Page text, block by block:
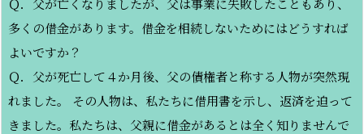
Ｑ．父が亡くなりましたが、父は事業に失敗したこともあり、
多くの借金があります。借金を相続しないためにはどうすれば
よいですか？
Ｑ．父が死亡して４か月後、父の債権者と称する人物が突然現
れました。 その人物は、私たちに借用書を示し、返済を迫って
きました。私たちは、父親に借金があるとは全く知りませんで